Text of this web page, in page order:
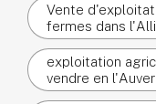
Vente
fermes dans
exploitation
vendre en